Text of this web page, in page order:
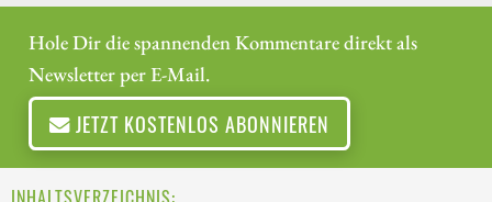
Hole Dir die spannenden Kommentare direkt als
Newsletter per E-Mail.
JETZT KOSTENLOS ABONNIEREN